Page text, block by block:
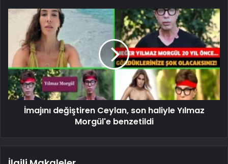
İmajını değiştiren Ceylan, son haliyle Yılmaz
Morgül'e benzetildi